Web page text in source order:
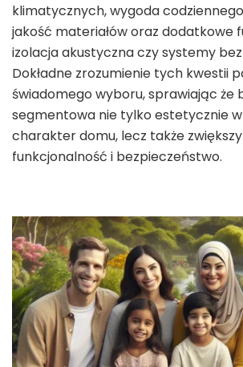
klimatycznych, wygoda
jakość materiałów oraz dodatkowe
izolacja akustyczna czy systemy
Dokładne zrozumienie tych kwestii
świadomego wyboru, sprawiając że
segmentowa nie tylko estetycznie
charakter domu, lecz także
funkcjonalność i bezpieczeństwo.